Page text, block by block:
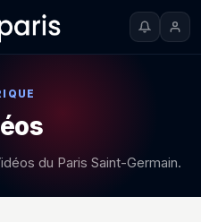
du Paris Saint-Germain.